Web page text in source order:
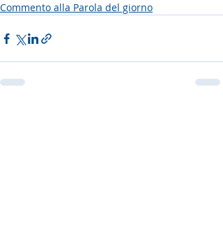
Commento alla Parola del giorno